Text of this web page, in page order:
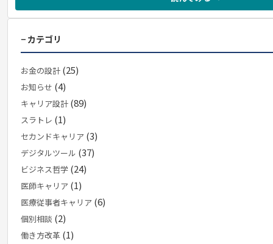
− カテゴリ
お金の設計 (25)
お知らせ (4)
キャリア設計 (89)
スラトレ (1)
セカンドキャリア (3)
デジタルツール (37)
ビジネス哲学 (24)
医師キャリア (1)
医療従事者キャリア (6)
個別相談 (2)
働き方改革 (1)